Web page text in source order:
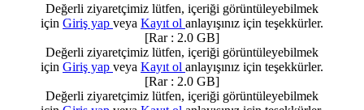
Değerli ziyaretçimiz lütfen, içeriği görüntüleyebilmek
için Giriş yap veya Kayıt ol anlayışınız için teşekkürler.
[Rar : 2.0 GB]
Değerli ziyaretçimiz lütfen, içeriği görüntüleyebilmek
için Giriş yap veya Kayıt ol anlayışınız için teşekkürler.
[Rar : 2.0 GB]
Değerli ziyaretçimiz lütfen, içeriği görüntüleyebilmek